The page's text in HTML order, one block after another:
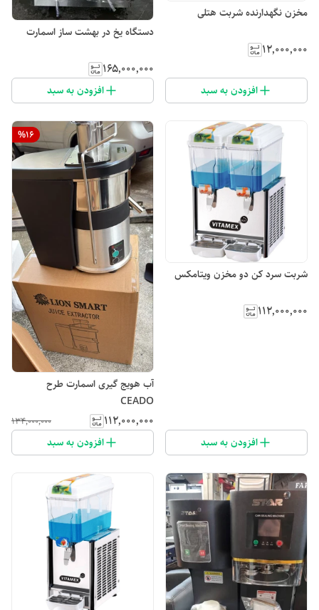
مخزن نگهدارنده شربت هتلی
۱۲٬۰۰۰٬۰۰۰
افزودن به سبد
دستگاه یخ در بهشت ساز اسمارت
۱۶۵٬۰۰۰٬۰۰۰
افزودن به سبد
شربت سرد کن دو مخزن ویتامکس
۱۱۲٬۰۰۰٬۰۰۰
افزودن به سبد
%16
آب هویج‌ گیری اسمارت طرح‌
CEADO
۱۱۲٬۰۰۰٬۰۰۰ ۱۳۴٬۰۰۰٬۰۰۰
افزودن به سبد